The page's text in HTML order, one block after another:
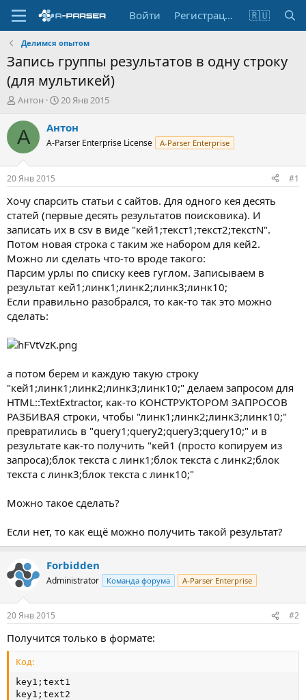
Войти Регистрация 🇷🇺
Делимся опытом
Запись группы результатов в одну строку
(для мультикей)
А
т
о
т
е
м
ы
Антон
Д
т
н
а
л
20 Янв 2015
А Антон
A-Parser Enterprise License A-Parser Enterprise
20 Янв 2015 #1
Хочу спарсить статьи с сайтов. Для одного кея десять
статей (первые десять результатов поисковика). И
записать их в csv в виде "кей1;текст1;текст2;текстN".
Потом новая строка с таким же набором для кей2.
Можно ли сделать что-то вроде такого:
Парсим урлы по списку кеев гуглом. Записываем в
результат кей1;линк1;линк2;линк3;линк10;
Если правильно разобрался, то как-то так это можно
сделать:
а потом берем и каждую такую строку
"кей1;линк1;линк2;линк3;линк10;" делаем запросом для
HTML::TextExtractor, как-то КОНСТРУКТОРОМ ЗАПРОСОВ
РАЗБИВАЯ строки, чтобы "линк1;линк2;линк3;линк10;"
превратились в "query1;query2;query3;query10;" и в
результате как-то получить "кей1 (просто копируем из
запроса);блок текста с линк1;блок текста с линк2;блок
текста с линк3;блок текста с линк10;"
Можно такое сделать?
Если нет, то как ещё можно получить такой результат?
Forbidden
Administrator Команда форума A-Parser Enterprise
20 Янв 2015 #2
Получится только в формате:
Код:
key1;text1
key1;text2